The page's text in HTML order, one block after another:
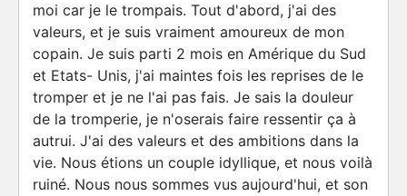
moi car je le trompais. Tout d'abord, j'ai des
valeurs, et je suis vraiment amoureux de mon
copain. Je suis parti 2 mois en Amérique du Sud
et Etats- Unis, j'ai maintes fois les reprises de le
tromper et je ne l'ai pas fais. Je sais la douleur
de la tromperie, je n'oserais faire ressentir ça à
autrui. J'ai des valeurs et des ambitions dans la
vie. Nous étions un couple idyllique, et nous voilà
ruiné. Nous nous sommes vus aujourd'hui, et son